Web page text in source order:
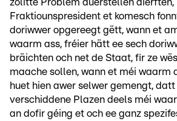
zolitte Problem duerstellen dierften,
Fraktiounspresident et komesch
doriwwer opgereegt gëtt, wann et
waarm ass, fréier hätt ee sech
bräichten och net de Staat, fir ze
maache sollen, wann et méi waarm
huet hien awer selwer gemengt,
verschiddene Plazen deels méi
an dofir géing et och ee ganz